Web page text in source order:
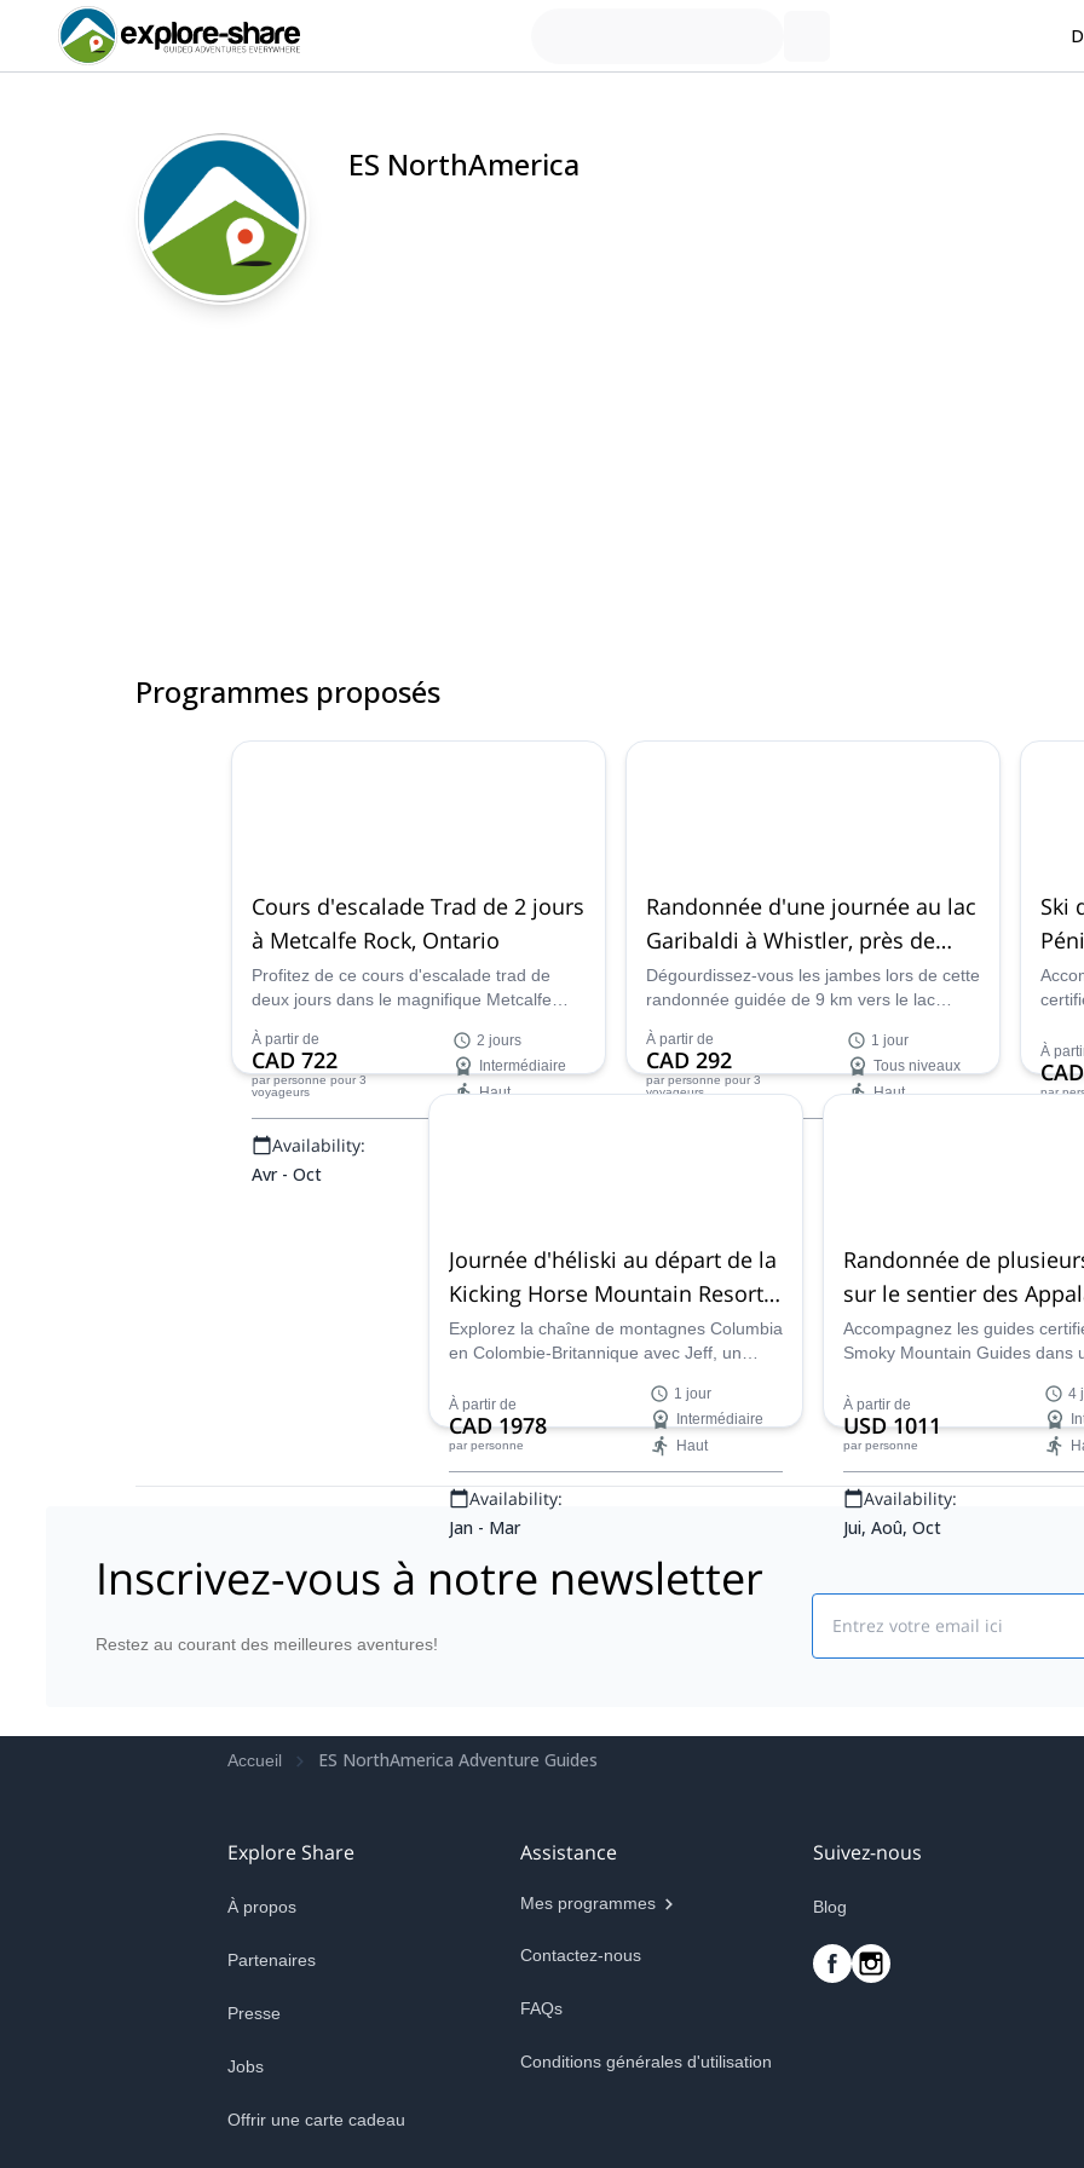
ES NorthAmerica
Programmes proposés
Cours d'escalade Trad de 2 jours
à Metcalfe Rock, Ontario
Profitez de ce cours d'escalade trad de
deux jours dans le magnifique Metcalfe
Ontario, Canada avec un guide de
montagne certifié.
À partir de
CAD 722
par personne pour 3
voyageurs
2 jours
Intermédiaire
Haut
Availability:
Avr - Oct
Randonnée d'une journée au lac
Garibaldi à Whistler, près de
Vancouver
Dégourdissez-vous les jambes lors de cette
randonnée guidée de 9 km vers le lac
magnifique et des vues spectaculaires de
ce lac de couleur turquoise.
À partir de
CAD 292
par personne pour 3
voyageurs
1 jour
Tous niveaux
Haut
Ski
en
À
par
Journée d'héliski au départ de la
Kicking Horse Mountain Resort à
Golden, BC
Explorez la chaîne de montagnes Columbia
en Colombie-Britannique avec Jeff, un
l'héliski depuis la station de montagne
Kicking Horse.
À partir de
CAD 1978
par personne
1 jour
Intermédiaire
Haut
Availability:
Jan - Mar
Randonnée de
sur le sentier des
partir de Gatlinburg, TN
Accompagnez les guides
Smoky Mountain Guides dans
sentier des Appalaches et
l'histoire et la mystique d'un
emblématique lors d'une
au départ de Gatlinburg,
À partir de
USD 1011
par personne
4
Availability:
Jui, Aoû, Oct
Inscrivez-vous à notre newsletter
Restez au courant des meilleures aventures!
Accueil ES NorthAmerica Adventure Guides
Explore Share
À propos
Partenaires
Presse
Jobs
Offrir une carte cadeau
Assistance
Mes programmes
Contactez-nous
FAQs
Conditions générales d'utilisation
Suivez-nous
Blog